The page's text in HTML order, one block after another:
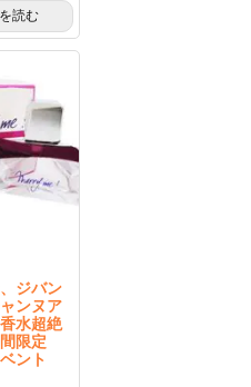
読む
ジバン
ンヌア
水超絶
限定
ント